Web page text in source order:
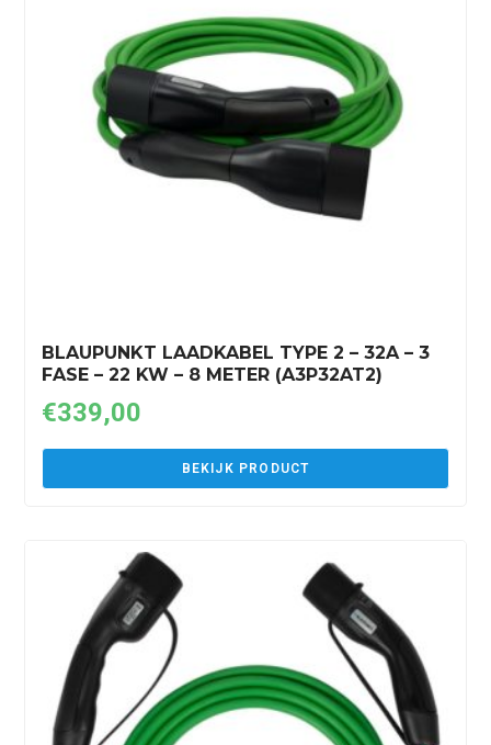
BLAUPUNKT LAADKABEL TYPE 2 – 32A – 3
FASE – 22 KW – 8 METER (A3P32AT2)
€339,00
BEKIJK PRODUCT